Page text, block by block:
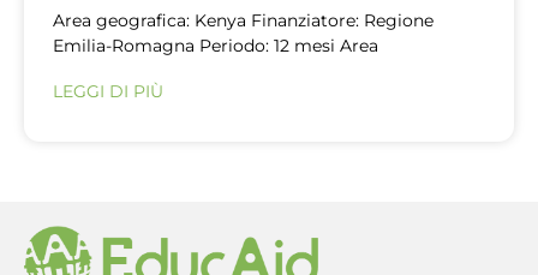
Area geografica: Kenya Finanziatore: Regione
Emilia-Romagna Periodo: 12 mesi Area
LEGGI DI PIÙ